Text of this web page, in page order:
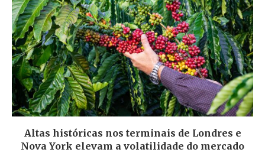
Altas históricas nos terminais de Londres e
Nova York elevam a volatilidade do mercado